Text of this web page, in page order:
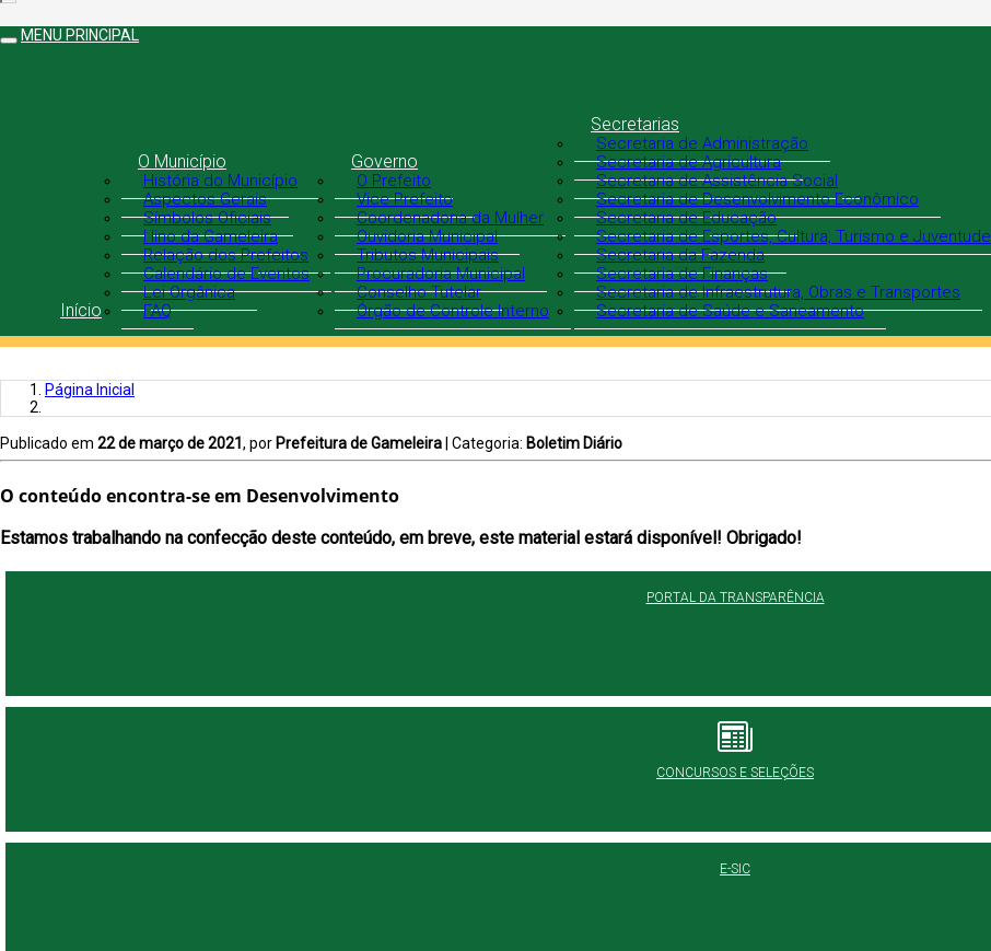
MENU PRINCIPAL
Início
O Município
História do Município
Aspectos Gerais
Símbolos Oficiais
Hino da Gameleira
Relação dos Prefeitos
Calendário de Eventos
Lei Orgânica
FAQ
Governo
O Prefeito
Vice Prefeito
Coordenadoria da Mulher
Ouvidoria Municipal
Tributos Municipais
Procuradoria Municipal
Conselho Tutelar
Órgão de Controle Interno
Secretarias
Secretaria de Administração
Secretaria de Agricultura
Secretaria de Assistência Social
Secretaria de Desenvolvimento Econômico
Secretaria de Educação
Secretaria de Esportes, Cultura, Turismo e Juventude
Secretaria da Fazenda
Secretaria de Finanças
Secretaria de Infraestrutura, Obras e Transportes
Secretaria de Saúde e Saneamento
Página Inicial
Publicado em 22 de março de 2021 , por Prefeitura de Gameleira | Categoria: Boletim Diário
O conteúdo encontra-se em Desenvolvimento
Estamos trabalhando na confecção deste conteúdo, em breve, este material estará disponível! Obrigado!
PORTAL DA TRANSPARÊNCIA
CONCURSOS E SELEÇÕES
E-SIC